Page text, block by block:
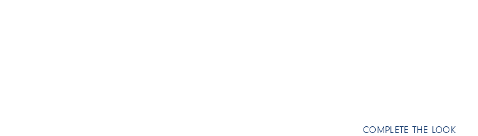
COMPLETE THE LOOK